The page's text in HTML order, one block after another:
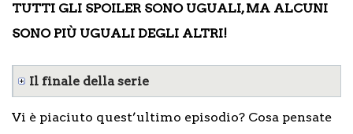
TUTTI GLI SPOILER SONO UGUALI, MA ALCUNI
SONO PIÙ UGUALI DEGLI ALTRI!
Il finale della serie
Vi è piaciuto quest’ultimo episodio? Cosa pensate